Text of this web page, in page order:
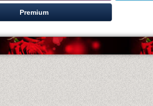
Premium